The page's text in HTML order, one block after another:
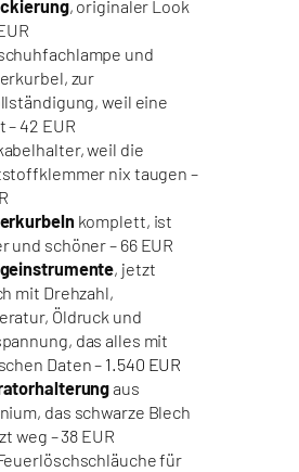
, originaler Look
und
zur
weil eine
– 42 EUR
weil die
nix taugen –
komplett, ist
und schöner – 66 EUR
, jetzt
mit Drehzahl,
Öldruck und
das alles mit
Daten – 1.540 EUR
aus
das schwarze Blech
weg – 38 EUR
für